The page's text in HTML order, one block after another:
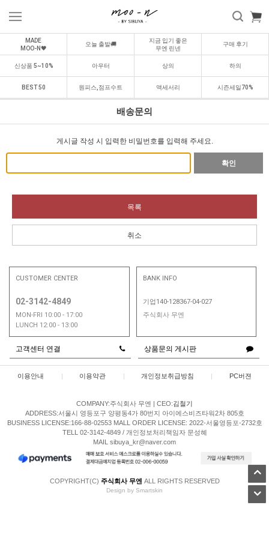
MADE
MOO-N🖤
오늘 출발🚚
지금 입기 좋은
무엔 린넨
구매 후기
신상품 5~10% 아우터 상의 하의
BEST 50 원피스,점프수트 액세서리 시즌세일70%
배송문의
게시글 작성 시 입력한 비밀번호를 입력해 주세요.
확인
목록
취소
CUSTOMER CENTER
02-3142-4849
MON-FRI 10:00 - 17:00
LUNCH 12:00 - 13:00
BANK INFO
기업140-128367-04-027
주식회사 무엔
고객센터 연결 상품문의 게시판
이용안내 | 이용약관 | 개인정보취급방침 | PC버젼
COMPANY:주식회사 무엔 | CEO:김철기
ADDRESS:서울시 영등포구 양평동4가 80번지 아이에스비즈타워2차 805호
BUSINESS LICENSE:166-88-02553 MALL ORDER LICENSE: 2022-서울영등포-2732호
TELL 02-3142-4849 / 개인정보처리책임자 문성혜
MAIL sibuya_kr@naver.com
COPYRIGHT(C) 주식회사 무엔 ALL RIGHTS RESERVED